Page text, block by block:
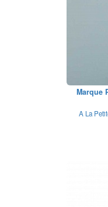
Marque
A La